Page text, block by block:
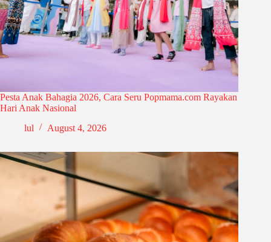
Pesta Anak Bahagia 2026, Cara Seru Popmama.com Rayakan
Hari Anak Nasional
lul
August 4, 2026